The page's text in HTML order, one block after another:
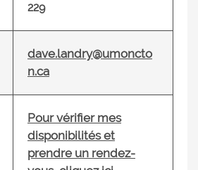
229
dave.landry@umoncto
n.ca
Pour vérifier mes
disponibilités et
prendre un rendez-